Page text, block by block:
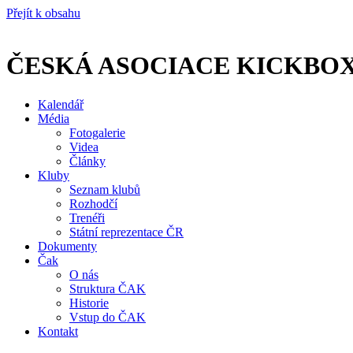
Přejít k obsahu
ČESKÁ ASOCIACE
Kalendář
Média
Fotogalerie
Videa
Články
Kluby
Seznam klubů
Rozhodčí
Trenéři
Státní reprezentace ČR
Dokumenty
Čak
O nás
Struktura ČAK
Historie
Vstup do ČAK
Kontakt